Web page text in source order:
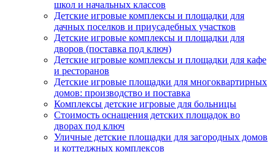
школ и начальных классов
Детские игровые комплексы и площадки для
дачных поселков и приусадебных участков
Детские игровые комплексы и площадки для
дворов (поставка под ключ)
Детские игровые комплексы и площадки для кафе
и ресторанов
Детские игровые площадки для многоквартирных
домов: производство и поставка
Комплексы детские игровые для больницы
Стоимость оснащения детских площадок во
дворах под ключ
Уличные детские площадки для загородных домов
и коттеджных комплексов